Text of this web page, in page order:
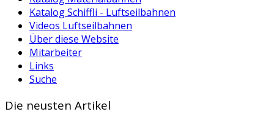
Katalog Schiffli - Luftseilbahnen
Videos Luftseilbahnen
Über diese Website
Mitarbeiter
Links
Suche
Die neusten Artikel